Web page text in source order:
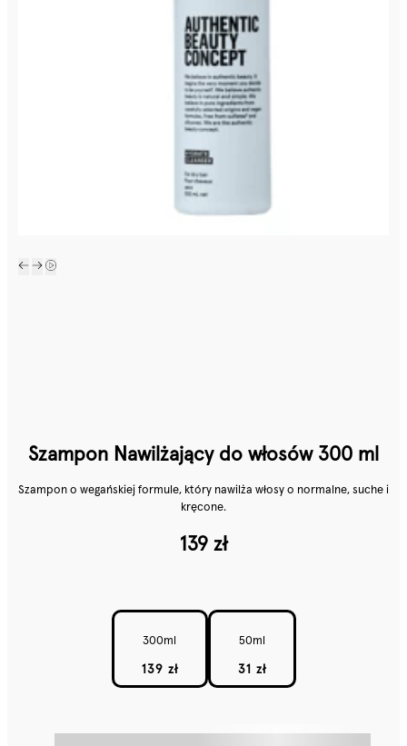
Szampon Nawilżający do włosów 300 ml
Szampon o wegańskiej formule, który nawilża włosy o normalne, suche i
kręcone.
139 zł
300ml
139 zł
50ml
31 zł